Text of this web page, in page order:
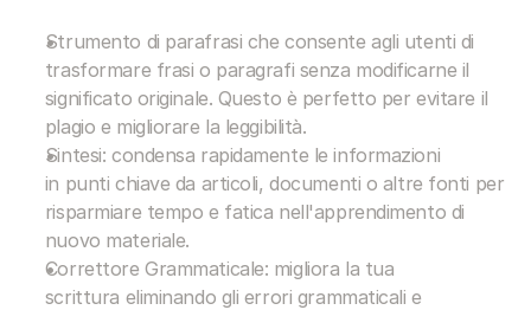
Strumento di parafrasi che consente agli utenti di
trasformare frasi o paragrafi senza modificarne il
significato originale. Questo è perfetto per evitare il
plagio e migliorare la leggibilità.
Sintesi: condensa rapidamente le informazioni
in punti chiave da articoli, documenti o altre fonti per
risparmiare tempo e fatica nell'apprendimento di
nuovo materiale.
Correttore Grammaticale: migliora la tua
scrittura eliminando gli errori grammaticali e